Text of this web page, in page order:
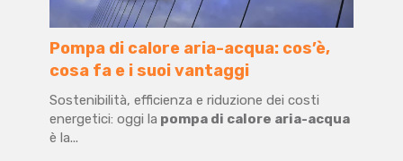
Pompa di calore aria-acqua: cos’è,
cosa fa e i suoi vantaggi
Sostenibilità, efficienza e riduzione dei costi
energetici: oggi la pompa di calore aria-acqua
è la...